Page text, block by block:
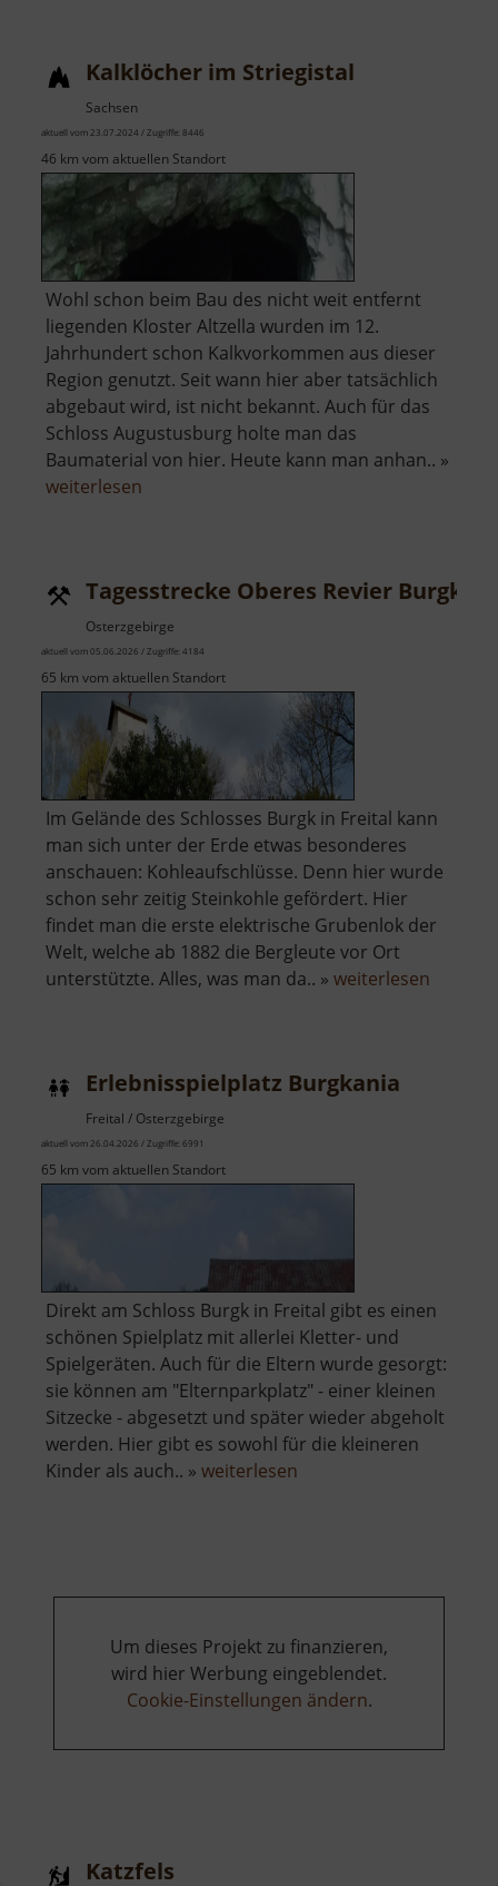
Kalklöcher im Striegistal
Sachsen
aktuell vom 23.07.2024 / Zugriffe: 8446
46 km vom aktuellen Standort
Wohl schon beim Bau des nicht weit entfernt
liegenden Kloster Altzella wurden im 12.
Jahrhundert schon Kalkvorkommen aus dieser
Region genutzt. Seit wann hier aber tatsächlich
abgebaut wird, ist nicht bekannt. Auch für das
Schloss Augustusburg holte man das
Baumaterial von hier. Heute kann man anhan.. »
weiterlesen
Tagesstrecke Oberes Revier Burgk
Osterzgebirge
aktuell vom 05.06.2026 / Zugriffe: 4184
65 km vom aktuellen Standort
Im Gelände des Schlosses Burgk in Freital kann
man sich unter der Erde etwas besonderes
anschauen: Kohleaufschlüsse. Denn hier wurde
schon sehr zeitig Steinkohle gefördert. Hier
findet man die erste elektrische Grubenlok der
Welt, welche ab 1882 die Bergleute vor Ort
unterstützte. Alles, was man da.. » weiterlesen
Erlebnisspielplatz Burgkania
Freital / Osterzgebirge
aktuell vom 26.04.2026 / Zugriffe: 6991
65 km vom aktuellen Standort
Direkt am Schloss Burgk in Freital gibt es einen
schönen Spielplatz mit allerlei Kletter- und
Spielgeräten. Auch für die Eltern wurde gesorgt:
sie können am "Elternparkplatz" - einer kleinen
Sitzecke - abgesetzt und später wieder abgeholt
werden. Hier gibt es sowohl für die kleineren
Kinder als auch.. » weiterlesen
Um dieses Projekt zu finanzieren,
wird hier Werbung eingeblendet.
Cookie-Einstellungen ändern.
Katzfels